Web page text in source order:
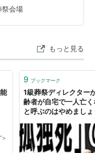
ることは不可能で
出してから駆けつけ
ことになります。 当
頼むとしても、葬儀
…
祭会場
もっと見る
9 ブックマーク
1級葬祭ディレクター
齢者が自宅で一人亡
と呼ぶのはやめまし